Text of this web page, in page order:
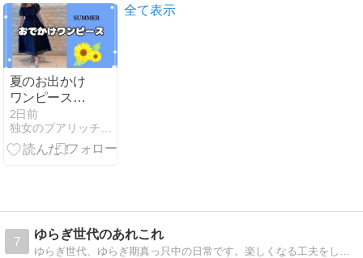
夏のお出かけ
ワンピース♩
コーデ記録
2日前
独女のプアリッチLife
全て表示
7
ゆらぎ世代のあれこれ
ゆらぎ世代、ゆらぎ期真っ只中の日常です。楽しくなる工夫をしたり、余計なことをグルグル考えてしまったりというような日常のあれこれを書いていくブログです。